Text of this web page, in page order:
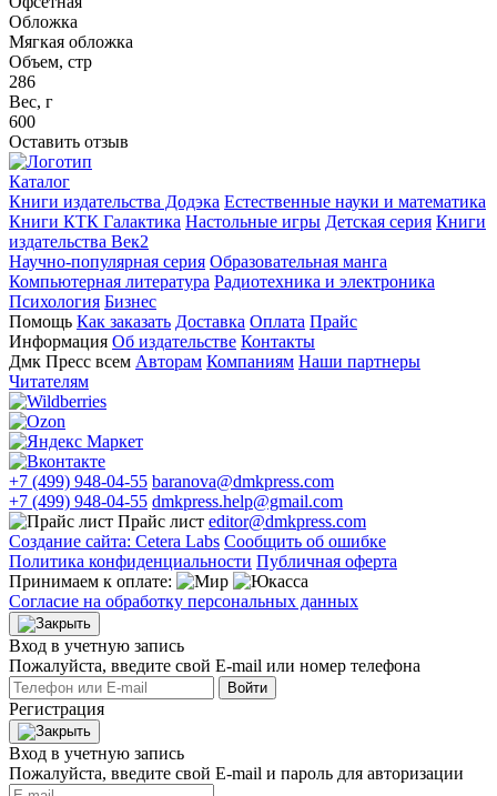
Обложка
Мягкая обложка
Объем, стр
286
Вес, г
600
Оставить отзыв
Каталог
Книги издательства Додэка Естественные науки и математика
Книги КТК Галактика Настольные игры Детская серия Книги
издательства Век2
Научно-популярная серия Образовательная манга
Компьютерная литература Радиотехника и электроника
Психология Бизнес
Помощь Как заказать Доставка Оплата Прайс
Информация Об издательстве Контакты
Дмк Пресс всем Авторам Компаниям Наши партнеры
Читателям
+7 (499) 948-04-55 baranova@dmkpress.com
+7 (499) 948-04-55 dmkpress.help@gmail.com
Прайс лист editor@dmkpress.com
Создание сайта: Cetera Labs Сообщить об ошибке
Политика конфиденциальности Публичная оферта
Принимаем к оплате:
Согласие на обработку персональных данных
Вход в учетную запись
Пожалуйста, введите свой E‑mail или номер телефона
Войти
Регистрация
Вход в учетную запись
Пожалуйста, введите свой E‑mail и пароль для авторизации